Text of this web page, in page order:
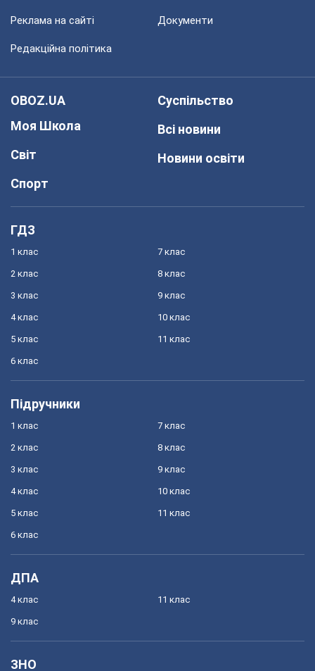
Реклама на сайті Документи
Редакційна політика
OBOZ.UA
Моя Школа
Світ
Спорт
Суспільство
Всі новини
Новини освіти
ГДЗ
1 клас
2 клас
3 клас
4 клас
5 клас
6 клас
7 клас
8 клас
9 клас
10 клас
11 клас
Підручники
1 клас
2 клас
3 клас
4 клас
5 клас
6 клас
7 клас
8 клас
9 клас
10 клас
11 клас
ДПА
4 клас
9 клас
11 клас
ЗНО